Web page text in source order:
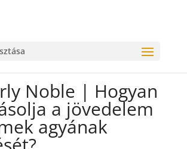
Noble | Hogyan
a jövedelem
agyának